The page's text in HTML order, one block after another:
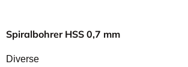
Spiralbohrer HSS 0,7 mm
Diverse